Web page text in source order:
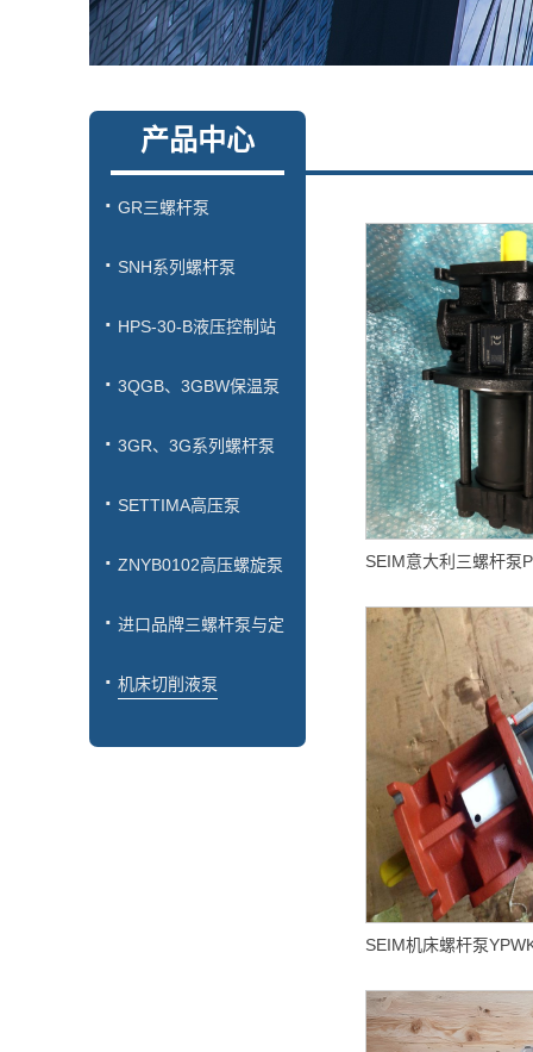
产品中心
GR三螺杆泵
SNH系列螺杆泵
HPS-30-B液压控制站
3QGB、3GBW保温泵
3GR、3G系列螺杆泵
SETTIMA高压泵
ZNYB0102高压螺旋泵
进口品牌三螺杆泵与定
制机床切削液泵